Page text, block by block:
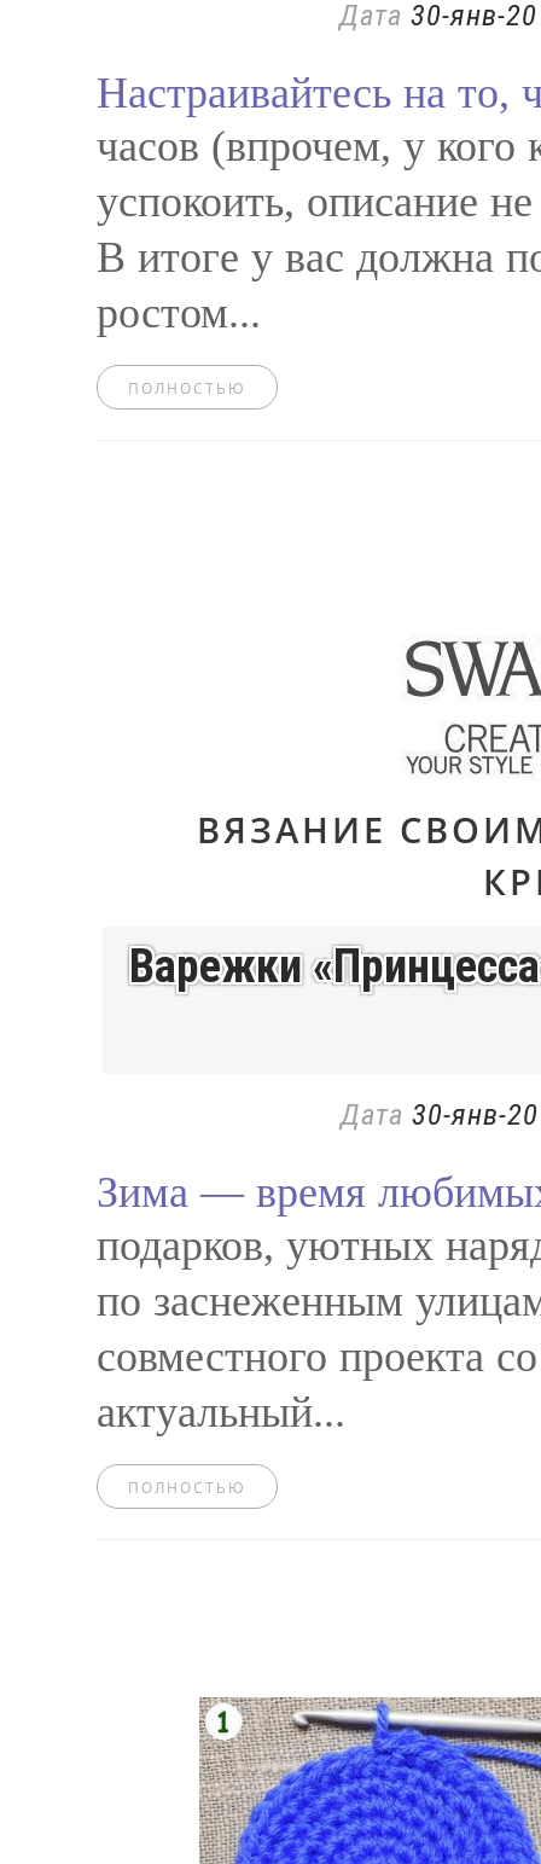
Дата30-янв-
Настраивайтесь на то,
часов (впрочем, у кого
успокоить, описание
В итоге у вас должна
ростом...
ПОЛНОСТЬЮ
ВЯЗАНИЕ
Варежки
Дата 30-янв-
Зима — время
подарков, уютных
по заснеженным
совместного проекта
актуальный...
ПОЛНОСТЬЮ